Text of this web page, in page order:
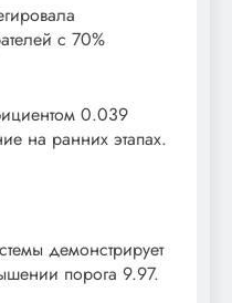
с 70%
0.039
на ранних этапах.
демонстрирует
порога 9.97.